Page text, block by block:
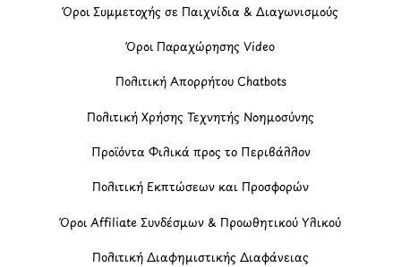
Όροι Συμμετοχής σε Παιχνίδια & Διαγωνισμούς
Όροι Παραχώρησης Video
Πολιτική Απορρήτου Chatbots
Πολιτική Χρήσης Τεχνητής Νοημοσύνης
Προϊόντα Φιλικά προς το Περιβάλλον
Πολιτική Εκπτώσεων και Προσφορών
Όροι Affiliate Συνδέσμων & Προωθητικού Υλικού
Πολιτική Διαφημιστικής Διαφάνειας